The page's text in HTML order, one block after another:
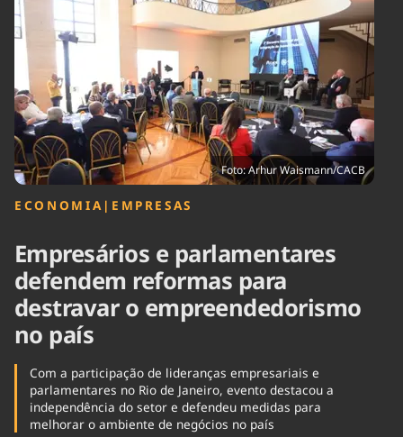
Brasil
Brasil Mineral
Ciência &
Tecnologia
Cinema
Cultura
Economia
Educação
Infraestrutura
Internacional
Podcast
Política
Saúde
Tempo
Foto: Arhur Waismann/CACB
ECONOMIA | EMPRESAS
Empresários e parlamentares
defendem reformas para
destravar o empreendedorismo
no país
Com a participação de lideranças empresariais e
parlamentares no Rio de Janeiro, evento destacou a
independência do setor e defendeu medidas para
melhorar o ambiente de negócios no país